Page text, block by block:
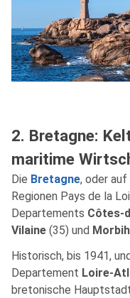
2. Bretagne:
maritime
Die Bretagne, oder
Regionen Pays de la
Departements Côtes-
Vilaine (35) und
Historisch, bis 1941,
Departement Loire-
bretonische